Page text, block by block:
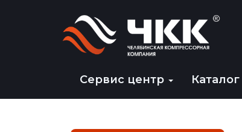
Сервис центр Каталог